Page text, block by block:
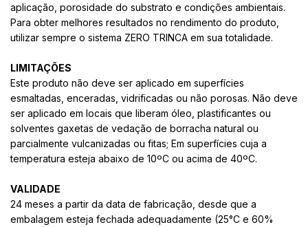
aplicação, porosidade do substrato e condições ambientais.
Para obter melhores resultados no rendimento do produto,
utilizar sempre o sistema ZERO TRINCA em sua totalidade.
LIMITAÇÕES
Este produto não deve ser aplicado em superfícies
esmaltadas, enceradas, vidrificadas ou não porosas. Não deve
ser aplicado em locais que liberam óleo, plastificantes ou
solventes gaxetas de vedação de borracha natural ou
parcialmente vulcanizadas ou fitas; Em superfícies cuja a
temperatura esteja abaixo de 10ºC ou acima de 40ºC.
VALIDADE
24 meses a partir da data de fabricação, desde que a
embalagem esteja fechada adequadamente (25°C e 60%